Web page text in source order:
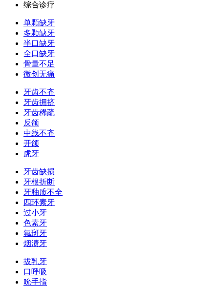
综合诊疗
单颗缺牙
多颗缺牙
半口缺牙
全口缺牙
骨量不足
微创无痛
牙齿不齐
牙齿拥挤
牙齿稀疏
反颌
中线不齐
开颌
虎牙
牙齿缺损
牙根折断
牙釉质不全
四环素牙
过小牙
色素牙
氟斑牙
烟渍牙
拔乳牙
口呼吸
吮手指